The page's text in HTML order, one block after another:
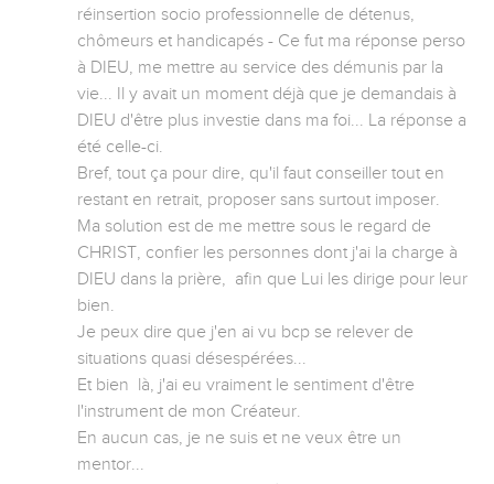
réinsertion socio professionnelle de détenus,
chômeurs et handicapés - Ce fut ma réponse perso
à DIEU, me mettre au service des démunis par la
vie... Il y avait un moment déjà que je demandais à
DIEU d'être plus investie dans ma foi... La réponse a
été celle-ci.
Bref, tout ça pour dire, qu'il faut conseiller tout en
restant en retrait, proposer sans surtout imposer.
Ma solution est de me mettre sous le regard de
CHRIST, confier les personnes dont j'ai la charge à
DIEU dans la prière,  afin que Lui les dirige pour leur
bien.
Je peux dire que j'en ai vu bcp se relever de
situations quasi désespérées...
Et bien  là, j'ai eu vraiment le sentiment d'être
l'instrument de mon Créateur.
En aucun cas, je ne suis et ne veux être un
mentor...